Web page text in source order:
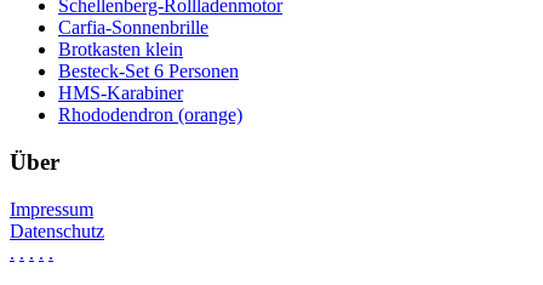
Schellenberg-Rollladenmotor
Carfia-Sonnenbrille
Brotkasten klein
Besteck-Set 6 Personen
HMS-Karabiner
Rhododendron (orange)
Über
Impressum
Datenschutz
. . . . .